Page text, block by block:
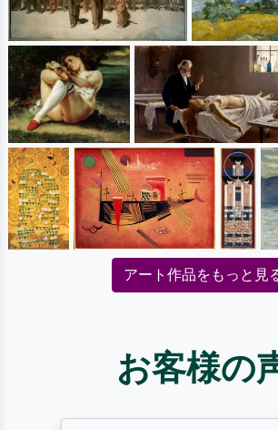
アート作品をもっと見
お客様の